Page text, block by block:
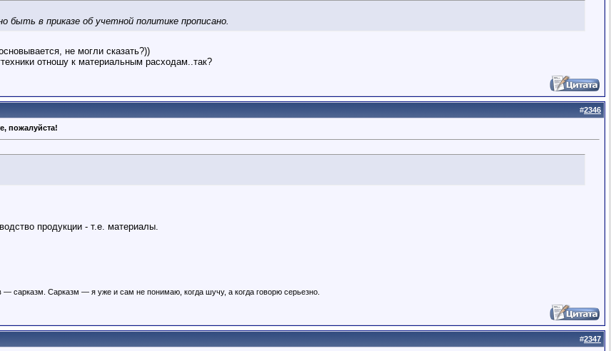
в приказе об учетной политике прописано.
не могли сказать?))
отношу к материальным расходам..так?
#2346
пожалуйста!
продукции - т.е. материалы.
— сарказм. Сарказм — я уже и сам не понимаю, когда шучу, а когда говорю серьезно.
#2347